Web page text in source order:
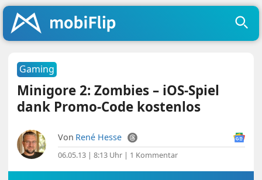
Gaming
Minigore 2: Zombies – iOS-Spiel
dank Promo-Code kostenlos
Von René Hesse
06.05.13 | 8:13 Uhr | 1 Kommentar